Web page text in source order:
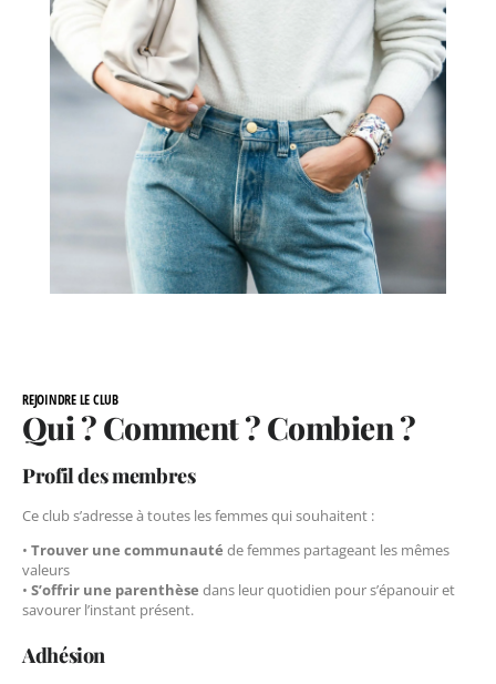
REJOINDRE LE CLUB
Qui ? Comment ? Combien ?
Profil des membres
Ce club s’adresse à toutes les femmes qui souhaitent :
• Trouver une communauté de femmes partageant les mêmes
valeurs
• S’offrir une parenthèse dans leur quotidien pour s’épanouir et
savourer l’instant présent.
Adhésion